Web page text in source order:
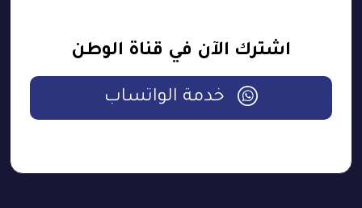
اشترك الآن في قناة الوطن
خدمة الواتساب